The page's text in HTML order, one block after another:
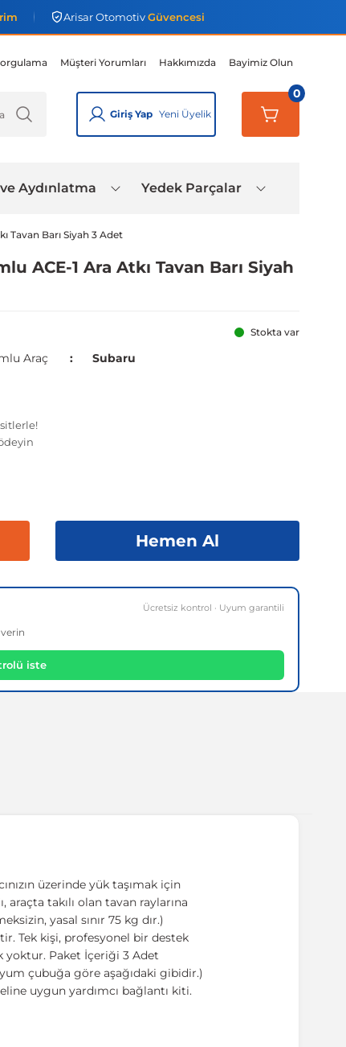
Arisar OtomotivGüvencesi
Müşteri Yorumları Hakkımızda Bayimiz Olun
Giriş Yap Yeni Üyelik
0
Aydınlatma Yedek Parçalar
Tavan Barı Siyah 3 Adet
ACE-1 Ara Atkı Tavan Barı Siyah
Stokta var
Araç Subaru
Hemen Al
Ücretsiz kontrol · Uyum garantili
iste
üzerinde yük taşımak için
araçta takılı olan tavan raylarına
yasal sınır 75 kg dır.)
Tek kişi, profesyonel bir destek
yoktur. Paket İçeriği 3 Adet
çubuğa göre aşağıdaki gibidir.)
uygun yardımcı bağlantı kiti.